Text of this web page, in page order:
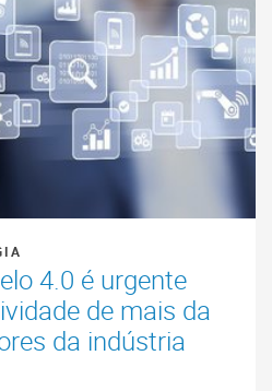
4.0 é urgente
de mais da
da indústria